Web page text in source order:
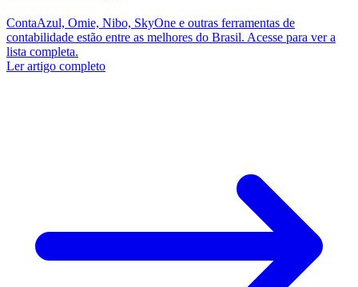
ContaAzul, Omie, Nibo, SkyOne e outras ferramentas de
contabilidade estão entre as melhores do Brasil. Acesse para ver a
lista completa.
Ler artigo completo